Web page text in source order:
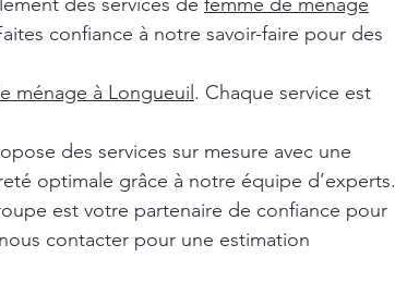
confiance à notre savoir-faire pour des
ménage à Longueuil . Chaque service est
des services sur mesure avec une
optimale grâce à notre équipe d’experts.
est votre partenaire de confiance pour
contacter pour une estimation